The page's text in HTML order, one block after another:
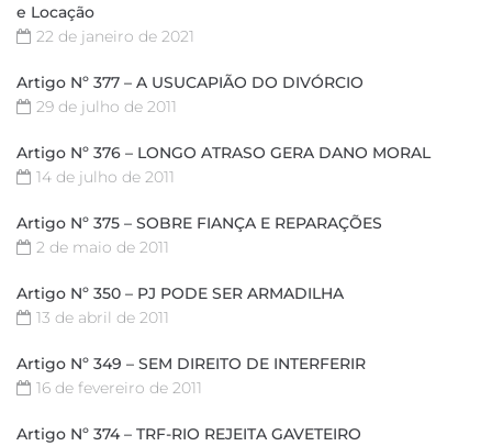
e Locação
22 de janeiro de 2021
Artigo Nº 377 – A USUCAPIÃO DO DIVÓRCIO
29 de julho de 2011
Artigo Nº 376 – LONGO ATRASO GERA DANO MORAL
14 de julho de 2011
Artigo Nº 375 – SOBRE FIANÇA E REPARAÇÕES
2 de maio de 2011
Artigo Nº 350 – PJ PODE SER ARMADILHA
13 de abril de 2011
Artigo Nº 349 – SEM DIREITO DE INTERFERIR
16 de fevereiro de 2011
Artigo Nº 374 – TRF-RIO REJEITA GAVETEIRO